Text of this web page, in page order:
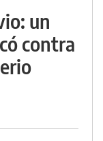
un
contra